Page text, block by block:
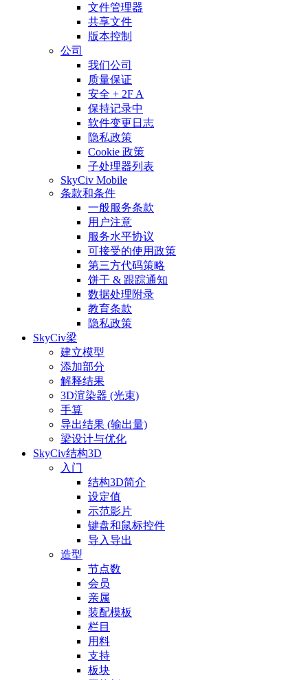
文件管理器
共享文件
版本控制
公司
我们公司
质量保证
安全 + 2F A
保持记录中
软件变更日志
隐私政策
Cookie 政策
子处理器列表
SkyCiv Mobile
条款和条件
一般服务条款
用户注意
服务水平协议
可接受的使用政策
第三方代码策略
饼干 & 跟踪通知
数据处理附录
教育条款
隐私政策
SkyCiv梁
建立模型
添加部分
解释结果
3D渲染器 (光束)
手算
导出结果 (输出量)
梁设计与优化
SkyCiv结构3D
入门
结构3D简介
设定值
示范影片
键盘和鼠标控件
导入导出
造型
节点数
会员
亲属
装配模板
栏目
用料
支持
板块